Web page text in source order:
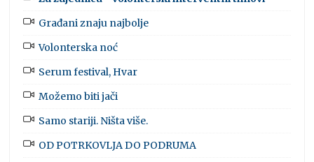
Građani znaju najbolje
Volonterska noć
Serum festival, Hvar
Možemo biti jači
Samo stariji. Ništa više.
OD POTRKOVLJA DO PODRUMA